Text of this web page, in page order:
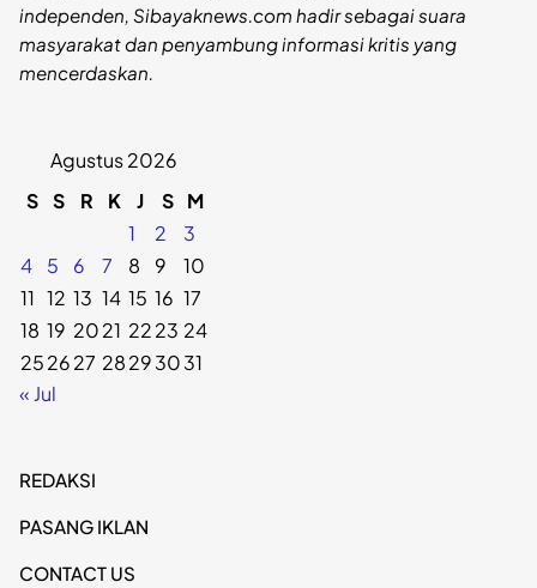
independen, Sibayaknews.com hadir sebagai suara
masyarakat dan penyambung informasi kritis yang
mencerdaskan.
Agustus 2026
S S R K J S M
1
2
3
4
5 6 7 8 9
10
11 12 13 14 15 16 17
18 19 2021 2223 24
252627 28293031
« Jul
REDAKSI
PASANG IKLAN
CONTACT US